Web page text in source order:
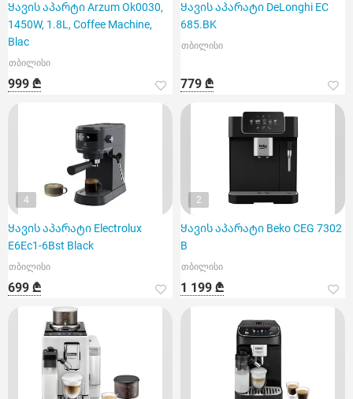
Ყავის აპარტი Arzum Ok0030,
1450W, 1.8L, Coffee Machine,
Blac
თბილისი
999 ₾
Ყავის აპარატი DeLonghi EC
685.BK
თბილისი
779 ₾
4
Ყავის აპარატი Electrolux
E6Ec1-6Bst Black
თბილისი
699 ₾
2
Ყავის აპარატი Beko CEG 7302
B
თბილისი
1 199 ₾